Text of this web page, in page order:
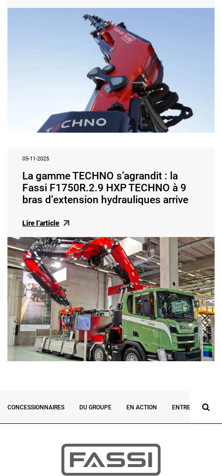
05-11-2025
La gamme TECHNO s’agrandit : la
Fassi F1750R.2.9 HXP TECHNO à 9
bras d’extension hydrauliques arrive
Lire l’article
CONCESSIONNAIRES DU GROUPE EN ACTION ENTREVUES